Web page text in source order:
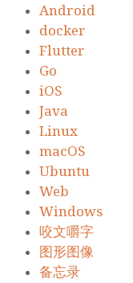
Android
docker
Flutter
Go
iOS
Java
Linux
macOS
Ubuntu
Web
Windows
咬文嚼字
图形图像
备忘录